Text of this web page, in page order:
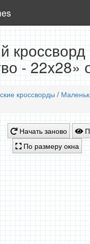
кроссворд
- 22x28»
кроссворды /
Начать заново
По размеру окна